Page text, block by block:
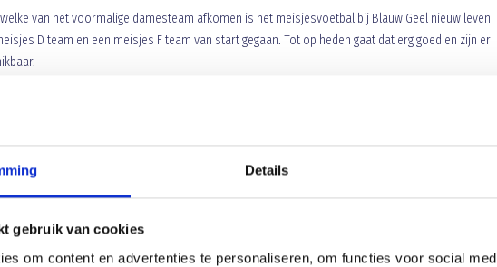
Details
gebruik van cookies
om content en advertenties te personaliseren, om functies voor social
van het voormalige damesteam afkomen is het meisjesvoetbal bij Blauw Geel nieuw leven
D team en een meisjes F team van start gegaan. Tot op heden gaat dat erg goed en zijn er
en ondanks de wat mindere resultaten laten zij zich niet aan de kant zetten. Dat
Slagerij Pennings om het meisjes D team te voorzien van een geheel nieuw tenue. Hoewel
was het opnieuw opstarten van de meisjes afdeling een goede gelegenheid voor
familie